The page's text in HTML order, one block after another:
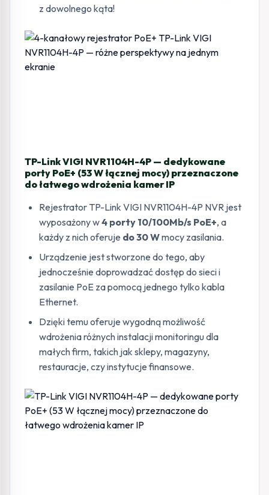
z dowolnego kąta!
TP-Link VIGI NVR1104H-4P — dedykowane
porty PoE+ (53 W łącznej mocy) przeznaczone
do łatwego wdrożenia kamer IP
Rejestrator TP-Link VIGI NVR1104H-4P NVR jest
wyposażony w4 porty 10/100Mb/s PoE+, a
każdy z nich oferuje do 30 Wmocy zasilania.
Urządzenie jest stworzone do tego, aby
jednocześnie doprowadzać dostęp do sieci i
zasilanie PoE za pomocą jednego tylko kabla
Ethernet.
Dzięki temu oferuje wygodną możliwość
wdrożenia różnych instalacji monitoringu dla
małych firm, takich jak sklepy, magazyny,
restauracje, czy instytucje finansowe.